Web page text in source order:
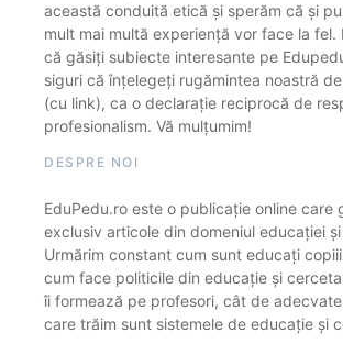
această conduită etică și sperăm că și
mult mai multă experiență vor face la fel.
că găsiți subiecte interesante pe
siguri că înțelegeți rugămintea noastră
(cu link), ca o declarație reciprocă de
profesionalism. Vă mulțumim!
DESPRE NOI
EduPedu.ro este o publicație online care
exclusiv articole din domeniul educației
Urmărim constant cum sunt educați
cum face politicile din educație și
îi formează pe profesori, cât de adecvate
care trăim sunt sistemele de educație și